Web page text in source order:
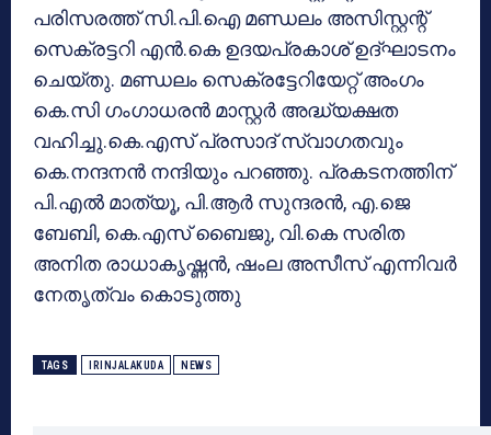
പരിസരത്ത് സി.പി.ഐ മണ്ഡലം അസിസ്റ്റന്റ്
സെക്രട്ടറി എന്‍.കെ ഉദയപ്രകാശ് ഉദ്ഘാടനം
ചെയ്തു. മണ്ഡലം സെക്രട്ടേറിയേറ്റ് അംഗം
കെ.സി ഗംഗാധരന്‍ മാസ്റ്റര്‍ അദ്ധ്യക്ഷത
വഹിച്ചു.കെ.എസ് പ്രസാദ് സ്വാഗതവും
കെ.നന്ദനന്‍ നന്ദിയും പറഞ്ഞു. പ്രകടനത്തിന്
പി.എല്‍ മാത്യൂ, പി.ആര്‍ സുന്ദരന്‍, എ.ജെ
ബേബി, കെ.എസ് ബൈജു, വി.കെ സരിത
അനിത രാധാകൃഷ്ണന്‍, ഷംല അസീസ് എന്നിവര്‍
നേതൃത്വം കൊടുത്തു
TAGS IRINJALAKUDA NEWS